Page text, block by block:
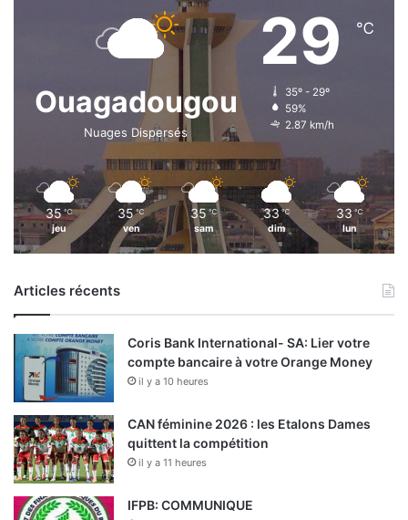
e
C
o
m
u
e
Ouagadougou
Nuages Dispersés
29 ℃
35º - 29º
59%
2.87 km/h
35 ℃
jeu
35 ℃
ven
35 ℃
sam
33 ℃
dim
33 ℃
lun
Articles récents
Coris Bank International- SA: Lier votre
compte bancaire à votre Orange Money
il y a 10 heures
CAN féminine 2026 : les Etalons Dames
quittent la compétition
il y a 11 heures
IFPB: COMMUNIQUE